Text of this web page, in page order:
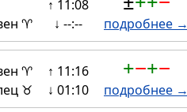
♈
↑ 11:08
↓ --:--
подробнее →
♈
♉
↑ 11:16
↓ 01:10
+−+−
подробнее →